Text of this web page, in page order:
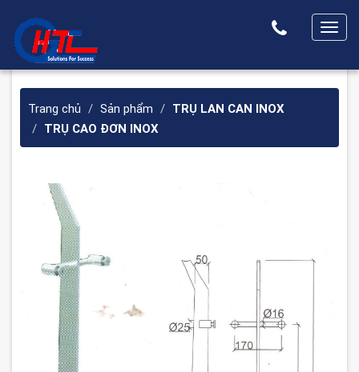
T
g
g
n
Trang chủ Sản phẩm
TRỤ LAN CAN INOX
TRỤ CAO ĐƠN INOX